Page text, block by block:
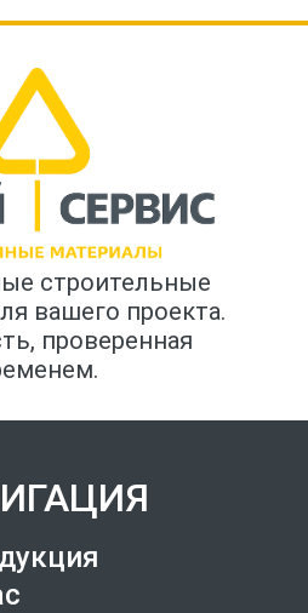
строительные
вашего проекта.
проверенная